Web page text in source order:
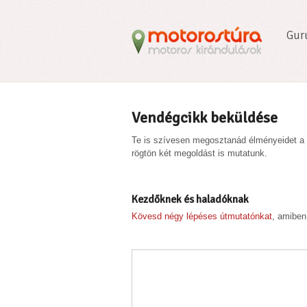
Vendégcikk beküldése
Te is szívesen megosztanád élményeidet
rögtön két megoldást is mutatunk.
Kezdőknek és haladóknak
Kövesd négy lépéses útmutatónkat,